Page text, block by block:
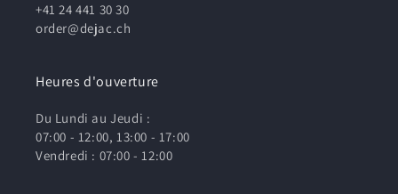
+41 24 441 30 30
order@dejac.ch
Heures d'ouverture
Du Lundi au Jeudi :
07:00 - 12:00, 13:00 - 17:00
Vendredi : 07:00 - 12:00